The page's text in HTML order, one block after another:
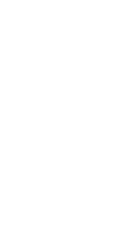
pohodlí a relaxaci.
klimatizovány. V každém
75 m2
thajských